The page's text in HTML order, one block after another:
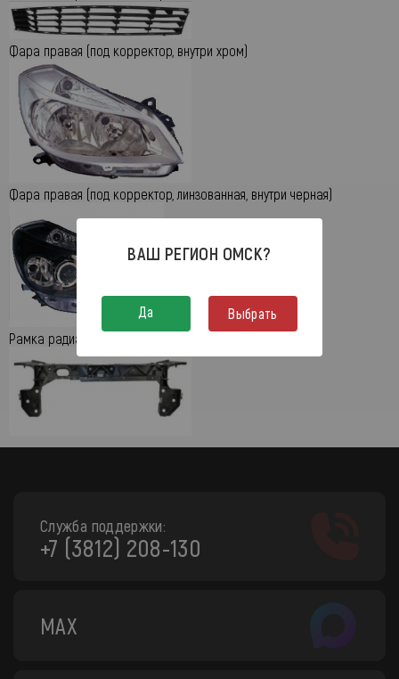
Фара правая (под корректор, внутри хром)
Фара правая (под корректор, линзованная, внутри черная)
Рамка радиатора
Служба поддержки:
+7 (3812) 208-130
MAX
ВАШ РЕГИОН ОМСК?
Да Выбрать